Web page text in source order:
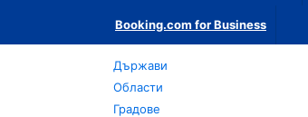
Booking.com for Business
Държави
Области
Градове